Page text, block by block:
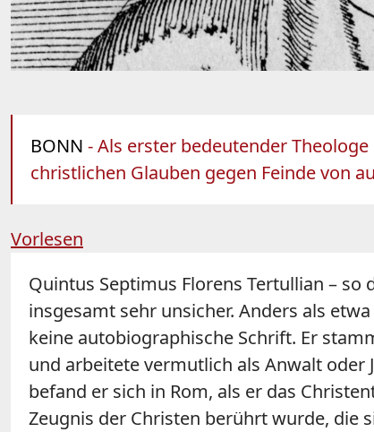
BONN - Als erster bedeutender
christlichen Glauben gegen Feinde von
Vorlesen
Quintus Septimus Florens Tertullian –
insgesamt sehr unsicher. Anders als
keine autobiographische Schrift. Er
und arbeitete vermutlich als Anwalt oder
befand er sich in Rom, als er das
Zeugnis der Christen berührt wurde, die